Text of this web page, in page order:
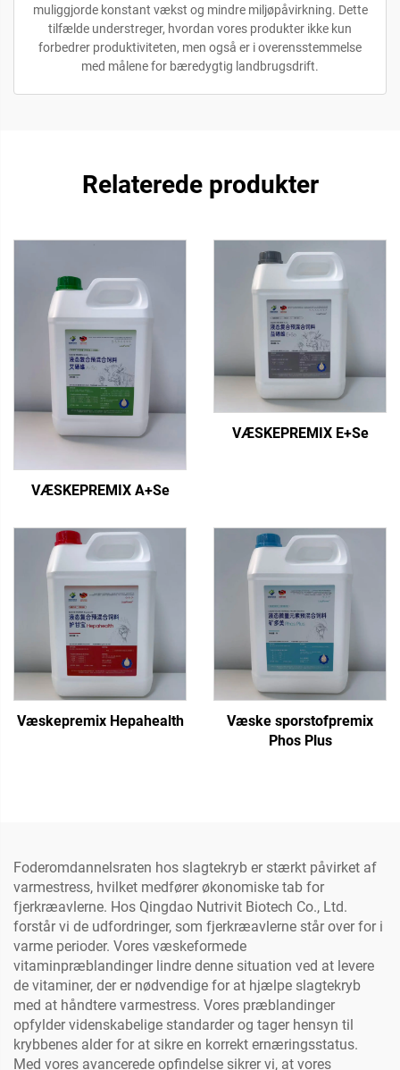
muliggjorde konstant vækst og mindre miljøpåvirkning. Dette
tilfælde understreger, hvordan vores produkter ikke kun
forbedrer produktiviteten, men også er i overensstemmelse
med målene for bæredygtig landbrugsdrift.
Relaterede produkter
VÆSKEPREMIX A+Se
VÆSKEPREMIX E+Se
Væskepremix Hepahealth
Væske sporstofpremix
Phos Plus
Foderomdannelsraten hos slagtekryb er stærkt påvirket af
varmestress, hvilket medfører økonomiske tab for
fjerkræavlerne. Hos Qingdao Nutrivit Biotech Co., Ltd.
forstår vi de udfordringer, som fjerkræavlerne står over for i
varme perioder. Vores væskeformede
vitaminpræblandinger lindre denne situation ved at levere
de vitaminer, der er nødvendige for at hjælpe slagtekryb
med at håndtere varmestress. Vores præblandinger
opfylder videnskabelige standarder og tager hensyn til
krybbenes alder for at sikre en korrekt ernæringsstatus.
Med vores avancerede opfindelse sikrer vi, at vores